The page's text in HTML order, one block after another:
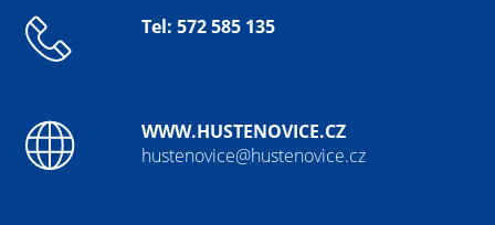
Tel: 572 585 135
WWW.HUSTENOVICE.CZ
hustenovice@hustenovice.cz